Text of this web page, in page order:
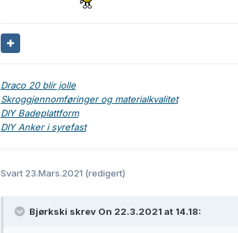
Draco 20 blir jolle
Skroggjennomføringer og materialkvalitet
DIY Badeplattform
DIY Anker i syrefast
Svart 23.Mars.2021 (redigert)
Bjørkski skrev On 22.3.2021 at 14.18: